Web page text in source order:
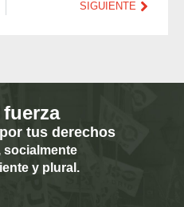
SIGUIENTE
tus derechos
socialmente
y plural.